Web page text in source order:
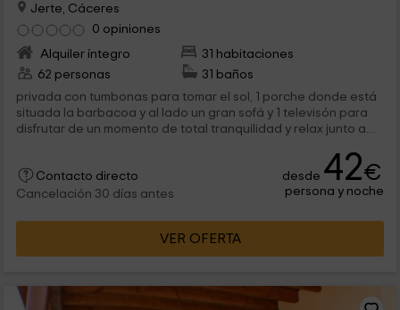
Jerte, Cáceres
0 opiniones
Alquiler íntegro
31 habitaciones
62 personas
31 baños
privada con tumbonas para tomar el sol, 1 porche donde está
situada la barbacoa y al lado un gran sofá y 1 televisón para
disfrutar de un momento de total tranquilidad y relax junto a
Contacto directo
Cancelación 30 días antes
desde 42€
persona y noche
VER OFERTA